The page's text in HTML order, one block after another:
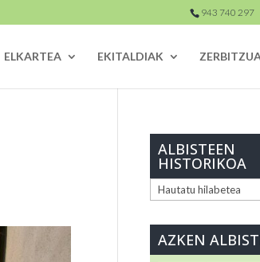
943 740 297
ELKARTEA EKITALDIAK
ALBISTEEN
HISTORIKOA
ALBISTEEN
AZKEN